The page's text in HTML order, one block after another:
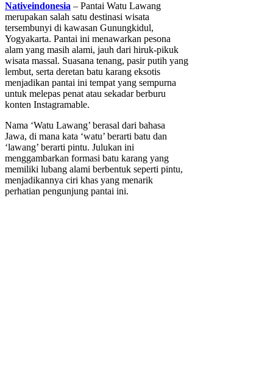
Nativeindonesia – Pantai Watu Lawang
merupakan salah satu destinasi wisata
tersembunyi di kawasan Gunungkidul,
Yogyakarta. Pantai ini menawarkan pesona
alam yang masih alami, jauh dari hiruk-pikuk
wisata massal. Suasana tenang, pasir putih yang
lembut, serta deretan batu karang eksotis
menjadikan pantai ini tempat yang sempurna
untuk melepas penat atau sekadar berburu
konten Instagramable.
Nama ‘Watu Lawang’ berasal dari bahasa
Jawa, di mana kata ‘watu’ berarti batu dan
‘lawang’ berarti pintu. Julukan ini
menggambarkan formasi batu karang yang
memiliki lubang alami berbentuk seperti pintu,
menjadikannya ciri khas yang menarik
perhatian pengunjung pantai ini.